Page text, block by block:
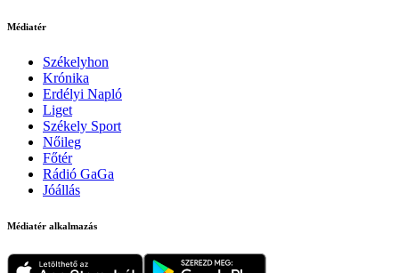
Médiatér
Székelyhon
Krónika
Erdélyi Napló
Liget
Székely Sport
Nőileg
Főtér
Rádió GaGa
Jóállás
Médiatér alkalmazás